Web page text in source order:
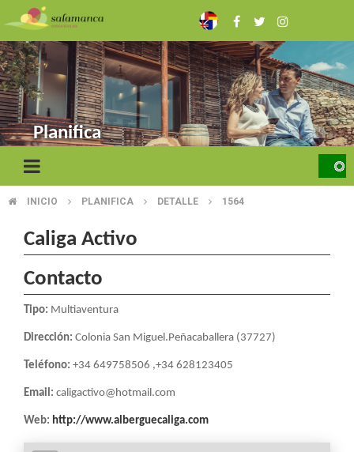
to
main
content
Planifica
BREADCRUMB
INICIO PLANIFICA DETALLE 1564
Caliga Activo
Contacto
Tipo: Multiaventura
Dirección: Colonia San Miguel.Peñacaballera (37727)
Teléfono: +34 649758506 ,+34 628123405
Email: caligactivo@hotmail.com
Web: http://www.alberguecaliga.com